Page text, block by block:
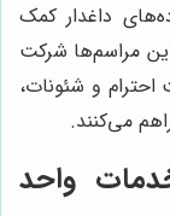
داغدار کمک
مراسم‌ها شرکت
و شئونات،
می‌کنند.
واحد